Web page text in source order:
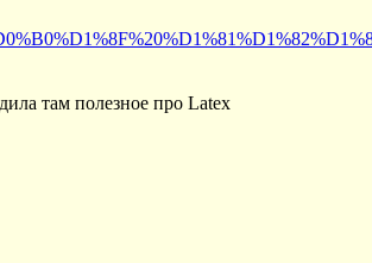
там полезное про Latex